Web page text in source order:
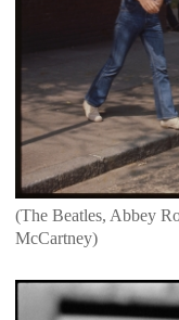
(The Beatles, Abbey
McCartney)